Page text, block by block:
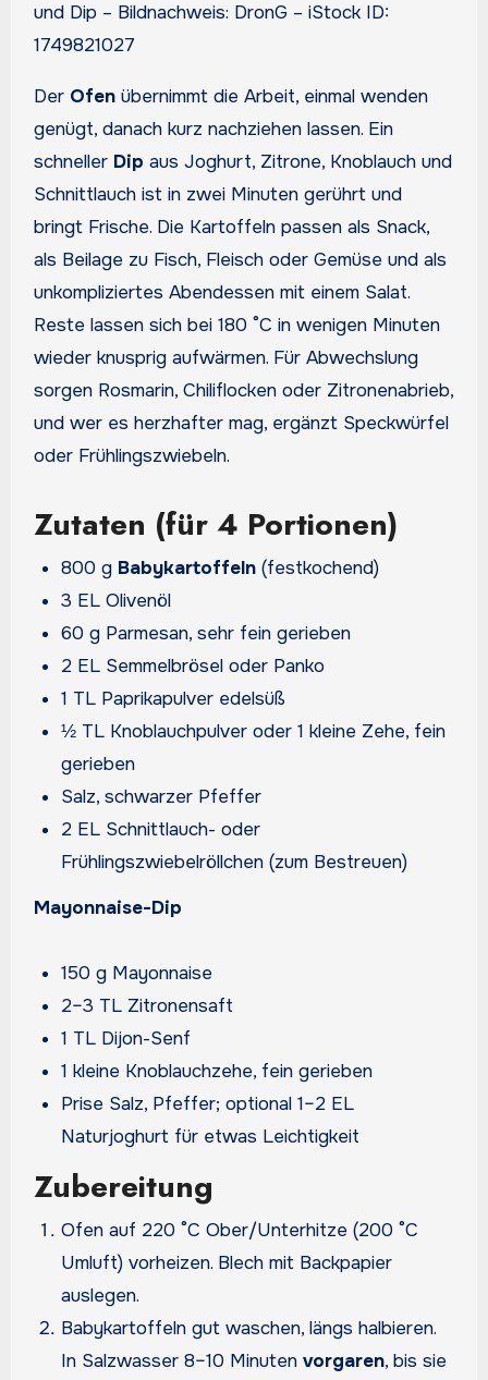
und Dip – Bildnachweis: DronG – iStock ID:
1749821027
Der Ofenübernimmt die Arbeit, einmal wenden
genügt, danach kurz nachziehen lassen. Ein
schneller Dip aus Joghurt, Zitrone, Knoblauch und
Schnittlauch ist in zwei Minuten gerührt und
bringt Frische. Die Kartoffeln passen als Snack,
als Beilage zu Fisch, Fleisch oder Gemüse und als
unkompliziertes Abendessen mit einem Salat.
Reste lassen sich bei 180 °C in wenigen Minuten
wieder knusprig aufwärmen. Für Abwechslung
sorgen Rosmarin, Chiliflocken oder Zitronenabrieb,
und wer es herzhafter mag, ergänzt Speckwürfel
oder Frühlingszwiebeln.
Zutaten (für 4 Portionen)
800 g Babykartoffeln (festkochend)
3 EL Olivenöl
60 g Parmesan, sehr fein gerieben
2 EL Semmelbrösel oder Panko
1 TL Paprikapulver edelsüß
½ TL Knoblauchpulver oder 1 kleine Zehe, fein
gerieben
Salz, schwarzer Pfeffer
2 EL Schnittlauch- oder
Frühlingszwiebelröllchen (zum Bestreuen)
Mayonnaise-Dip
150 g Mayonnaise
2–3 TL Zitronensaft
1 TL Dijon-Senf
1 kleine Knoblauchzehe, fein gerieben
Prise Salz, Pfeffer; optional 1–2 EL
Naturjoghurt für etwas Leichtigkeit
Zubereitung
Ofen auf 220 °C Ober/Unterhitze (200 °C
Umluft) vorheizen. Blech mit Backpapier
auslegen.
Babykartoffeln gut waschen, längs halbieren.
In Salzwasser 8–10 Minutenvorgaren, bis sie